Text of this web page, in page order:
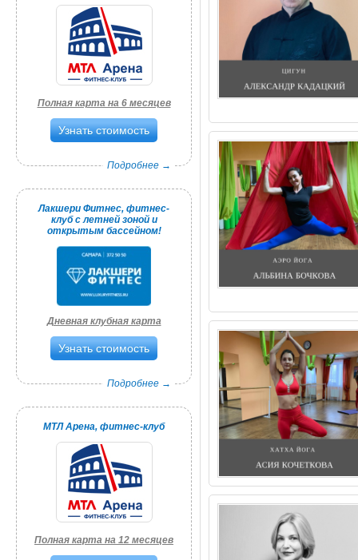
Полная карта на 6 месяцев
Узнать стоимость
Подробнее →
Лакшери Фитнес, фитнес-
клуб с летней зоной и
открытым бассейном!
Дневная клубная карта
Узнать стоимость
Подробнее →
МТЛ Арена, фитнес-клуб
Полная карта на 12 месяцев